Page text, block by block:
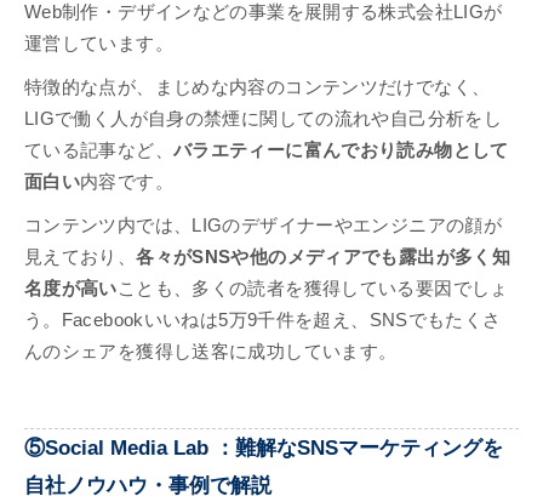
Web制作・デザインなどの事業を展開する株式会社LIGが
運営しています。
特徴的な点が、まじめな内容のコンテンツだけでなく、
LIGで働く人が自身の禁煙に関しての流れや自己分析をし
ている記事など、 バラエティーに富んでおり読み物として
面白い内容です。
コンテンツ内では、LIGのデザイナーやエンジニアの顔が
見えており、各々がSNSや他のメディアでも露出が多く知
名度が高いことも、多くの読者を獲得している要因でしょ
う。Facebookいいねは5万9千件を超え、SNSでもたくさ
んのシェアを獲得し送客に成功しています。
⑤Social Media Lab ：難解なSNSマーケティングを
自社ノウハウ・事例で解説